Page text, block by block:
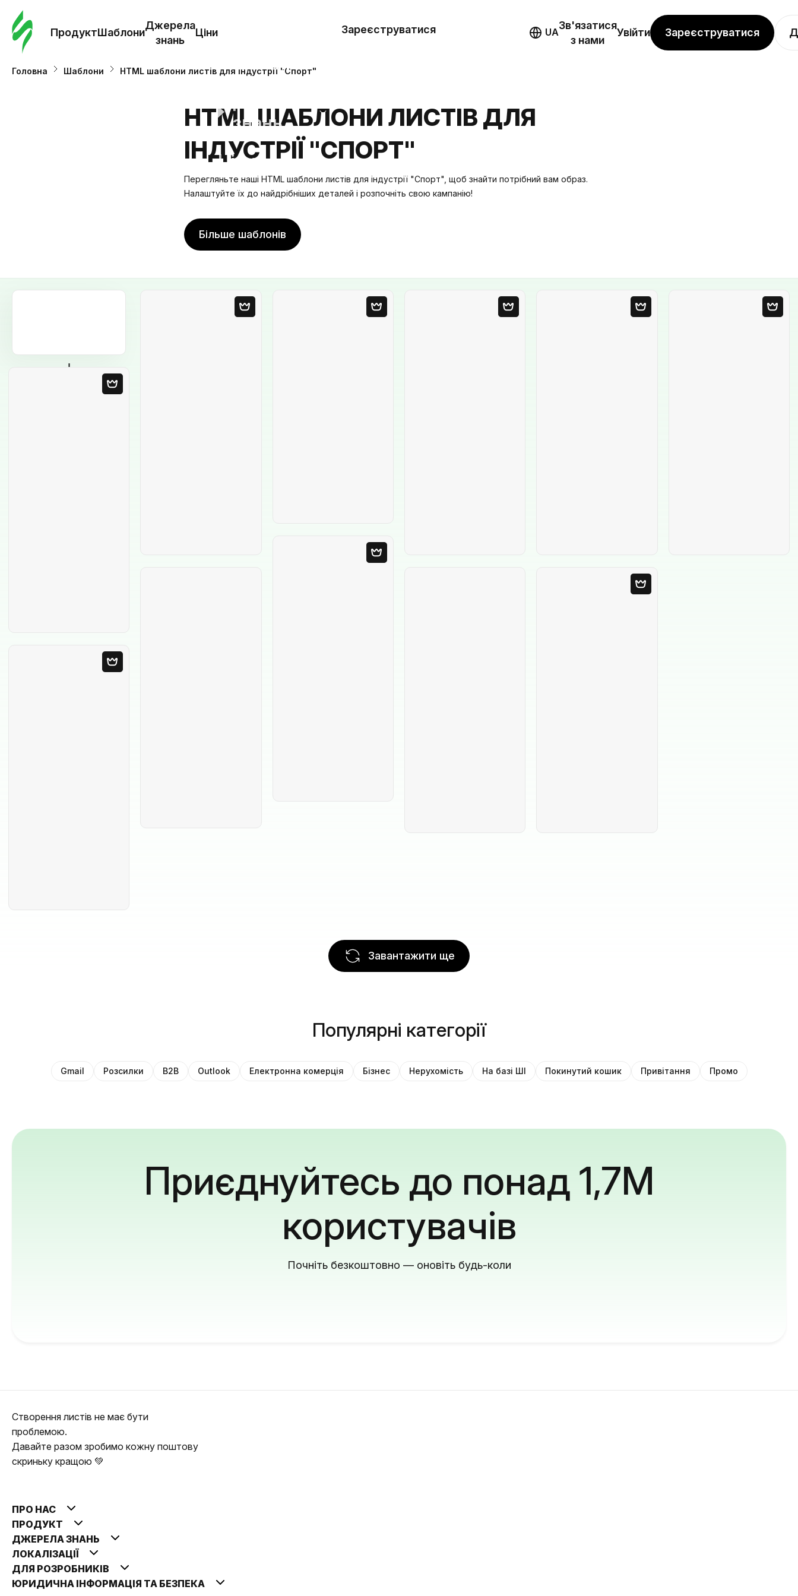
ПродуктШаблони
Джерела
знань
Ціни
Шаблони
знань
Ціни
Зареєструватися UA
Зв'язатися
з нами
Увійти Зареєструватися
Головна Шаблони HTML шаблони листів для індустрії "Спорт"
HTML ШАБЛОНИ ЛИСТІВ ДЛЯ
ІНДУСТРІЇ "СПОРТ"
Перегляньте наші HTML шаблони листів для індустрії "Спорт", щоб знайти потрібний вам образ.
Налаштуйте їх до найдрібніших деталей і розпочніть свою кампанію!
Більше шаблонів
Завантажити ще
Популярні категорії
Gmail Розсилки B2B Outlook Електронна комерція Бізнес Нерухомість На базі ШІ Покинутий кошик Привітання Промо
Приєднуйтесь до понад 1,7M
користувачів
Почніть безкоштовно — оновіть будь-коли
Створення листів не має бути
проблемою.
Давайте разом зробимо кожну поштову
скриньку кращою 💚
ПРО НАС
ПРОДУКТ
ДЖЕРЕЛА ЗНАНЬ
ЛОКАЛІЗАЦІЇ
ДЛЯ РОЗРОБНИКІВ
ЮРИДИЧНА ІНФОРМАЦІЯ ТА БЕЗПЕКА